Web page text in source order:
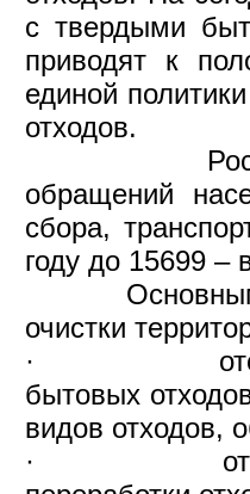
с твердыми
приводят к
единой
отходов.
обращений
сбора,
году до 15699 –
Основными
очистки
·
бытовых
видов отходов,
·